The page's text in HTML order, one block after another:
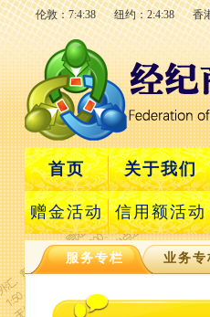
伦敦：7:4:39 纽约：2:4:39 香
首页 关于我们
赠金活动 信用额活动
服务专栏 业务专